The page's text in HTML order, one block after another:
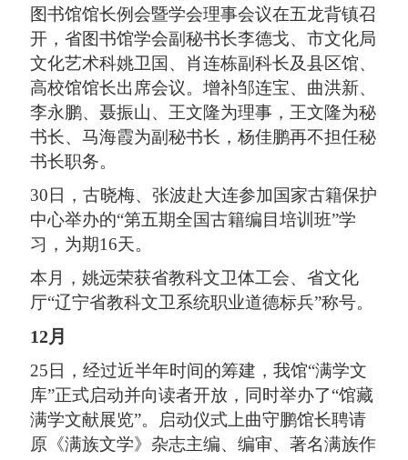
图书馆馆长例会暨学会理事会议在五龙背镇召
开，省图书馆学会副秘书长李德戈、市文化局
文化艺术科姚卫国、肖连栋副科长及县区馆、
高校馆馆长出席会议。增补邹连宝、曲洪新、
李永鹏、聂振山、王文隆为理事，王文隆为秘
书长、马海霞为副秘书长，杨佳鹏再不担任秘
书长职务。
30日，古晓梅、张波赴大连参加国家古籍保护
中心举办的“第五期全国古籍编目培训班”学
习，为期16天。
本月，姚远荣获省教科文卫体工会、省文化
厅“辽宁省教科文卫系统职业道德标兵”称号。
12月
25日，经过近半年时间的筹建，我馆“满学文
库”正式启动并向读者开放，同时举办了“馆藏
满学文献展览”。启动仪式上曲守鹏馆长聘请
原《满族文学》杂志主编、编审、著名满族作